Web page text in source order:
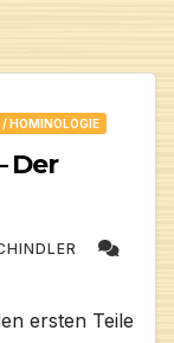
HOMINOLOGIE
Der
ersten Teile